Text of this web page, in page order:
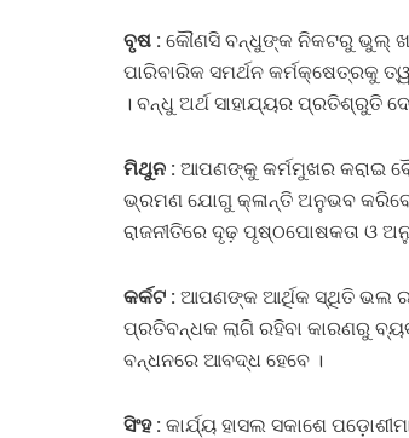
ବୃଷ : କୌଣସି ବନ୍ଧୁଙ୍କ ନିକଟରୁ ଭୁଲ୍‌
ପାରିବାରିକ ସମର୍ଥନ କର୍ମକ୍ଷେତ୍ରକୁ
। ବନ୍ଧୁ ଅର୍ଥ ସାହାଯ୍ୟର ପ୍ରତିଶ୍ରୁତି
ମିଥୁନ : ଆପଣଙ୍କୁ କର୍ମମୁଖର କରାଇ
ଭ୍ରମଣ ଯୋଗୁ କ୍ଳାନ୍ତି ଅନୁଭବ କରିବେ
ରାଜନୀତିରେ ଦୃଢ଼ ପୃଷ୍ଠପୋଷକତା ଓ
କର୍କଟ : ଆପଣଙ୍କ ଆର୍ଥିକ ସ୍ଥିତି ଭଲ
ପ୍ରତିବନ୍ଧକ ଲାଗି ରହିବା କାରଣରୁ
ବନ୍ଧନରେ ଆବଦ୍ଧ ହେବେ ।
ସିଂହ : କାର୍ଯ୍ୟ ହାସଲ ସକାଶେ